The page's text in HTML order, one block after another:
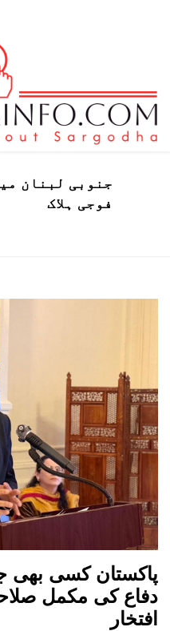
جنوبی لبنان
فوجی ہلاک
پاکستان کسی بھی
دفاع کی مکمل
افتخار